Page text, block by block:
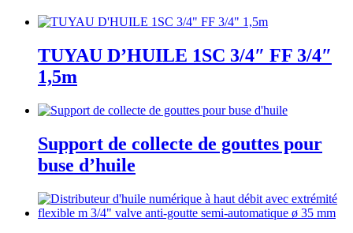
TUYAU D’HUILE 1SC 3/4″ FF 3/4″
1,5m
Support de collecte de gouttes pour
buse d’huile